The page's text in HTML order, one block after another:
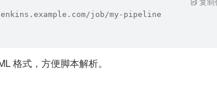
job/my-pipeline
格式，方便脚本解析。